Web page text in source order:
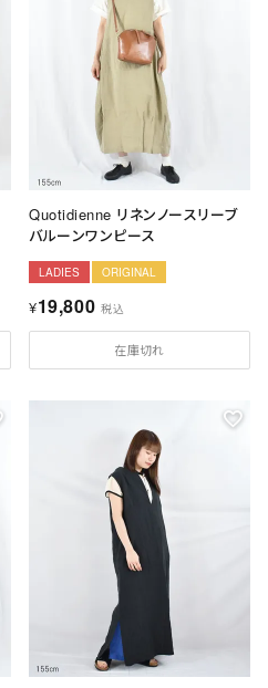
Quotidienne リネンノースリーブ
バルーンワンピース
LADIES ORIGINAL
¥19,800 税込
在庫切れ